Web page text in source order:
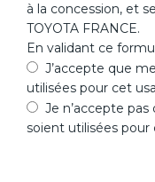
à la concession, et
TOYOTA FRANCE.
En validant ce
J’accepte que
utilisées pour cet
Je n’accepte
soient utilisées pour